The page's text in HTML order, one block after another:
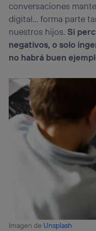
conversaciones
digital… forma parte
nuestros hijos. Si
negativos, o solo
no habrá buen
Imagen de Unsplash